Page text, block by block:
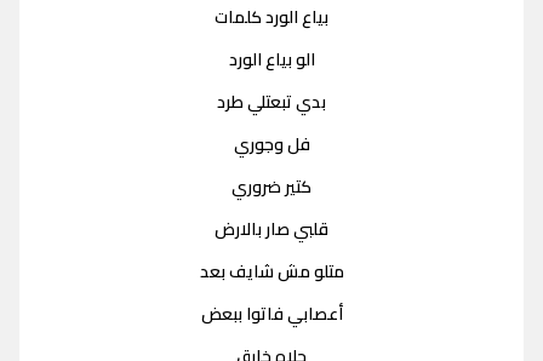
بياع الورد كلمات
الو بياع الورد
بدي تبعتلي طرد
فل وجوري
كتير ضروري
قلبي صار بالارض
متلو مش شايف بعد
أعصابي فاتوا ببعض